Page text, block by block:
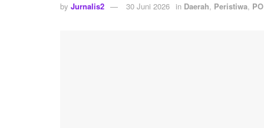
by Jurnalis2 30 Juni 2026 in Daerah, Peristiwa,